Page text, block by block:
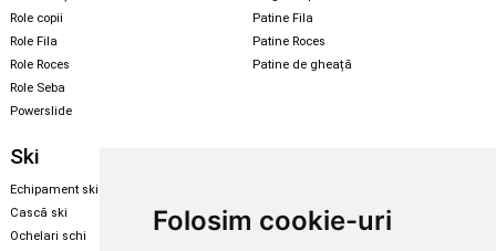
Folosim cookie-uri
Role copii
Role Fila
Role Roces
Role Seba
Powerslide
Patine Fila
Patine Roces
Patine de gheață
Ski
Echipament ski
Cască ski
Ochelari schi
Echipament snowboard